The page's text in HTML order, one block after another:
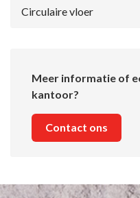
Circulaire vloer
Meer informatie of
kantoor?
Contact ons